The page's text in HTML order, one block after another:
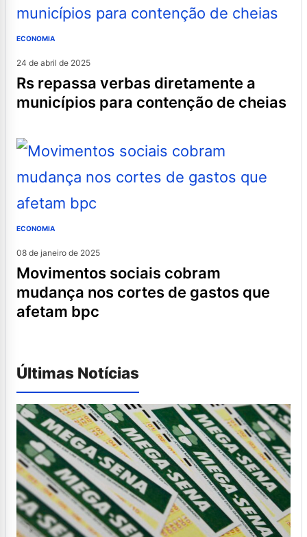
ECONOMIA
24 de abril de 2025
rs repassa verbas diretamente a
municípios para contenção de cheias
ECONOMIA
08 de janeiro de 2025
movimentos sociais cobram
mudança nos cortes de gastos que
afetam bpc
Últimas Notícias